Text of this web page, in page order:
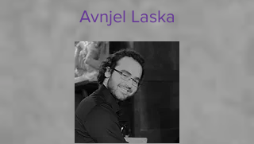
Avnjel Laska